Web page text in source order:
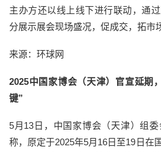
主办方还以线上线下进行联动，通
分展示展会现场盛况，促成交，拓市
来源：环球网
2025中国家博会（天津）官宣延期
键”
5月13日，中国家博会（天津）组
称，原定于2025年5月16日至19日在